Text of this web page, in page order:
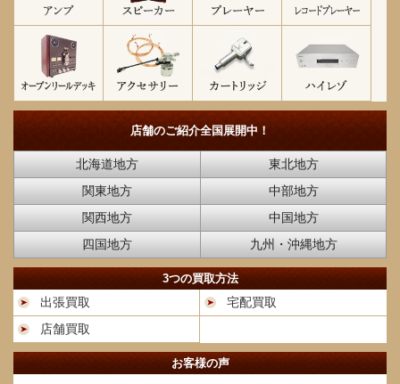
店舗のご紹介全国展開中！
北海道地方
東北地方
関東地方
中部地方
関西地方
中国地方
四国地方
九州・沖縄地方
3つの買取方法
出張買取
宅配買取
店舗買取
お客様の声